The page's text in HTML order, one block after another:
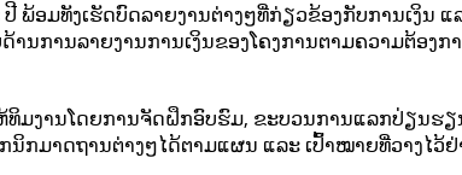
ພ້ອມທັງເຮັດບົດລາຍງານຕ່າງໆທີ່ກ່ຽວຂ້ອງກັບການເງິ
ນການລາຍງານການເງິນຂອງໂຄງການຕາມຄວາມຕ້ອ
ມງານໂດຍການຈັດຝຶກອົບຮົມ, ຂະບວນການແລກປ່ຽນຮ
ນິກມາດຖານຕ່າງໆໄດ້ຕາມແຜນ ແລະ ເປົ້າໝາຍທີ່ວາງໄວ້